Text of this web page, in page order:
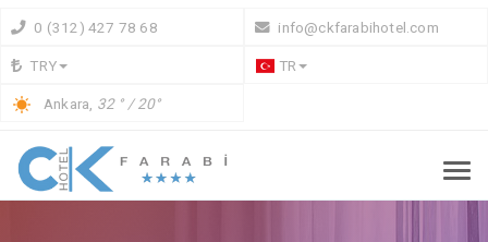
0 (312) 427 78 68 info@ckfarabihotel.com
TRY TR
Ankara, 32 ° / 20°